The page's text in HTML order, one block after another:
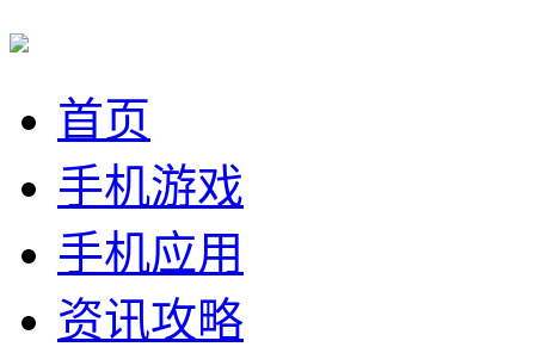
首页
手机游戏
手机应用
资讯攻略